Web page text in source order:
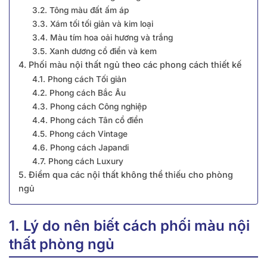
3.2. Tông màu đất ấm áp
3.3. Xám tối tối giản và kim loại
3.4. Màu tím hoa oải hương và trắng
3.5. Xanh dương cổ điển và kem
4. Phối màu nội thất ngủ theo các phong cách thiết kế
4.1. Phong cách Tối giản
4.2. Phong cách Bắc Âu
4.3. Phong cách Công nghiệp
4.4. Phong cách Tân cổ điển
4.5. Phong cách Vintage
4.6. Phong cách Japandi
4.7. Phong cách Luxury
5. Điểm qua các nội thất không thể thiếu cho phòng
ngủ
1. Lý do nên biết cách phối màu nội
thất phòng ngủ